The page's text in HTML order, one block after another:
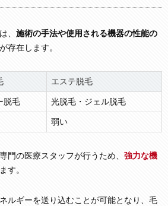
、 施術の手法や使用される機器の性能の
存在します。
エステ脱毛
脱毛 光脱毛・ジェル脱毛
弱い
門の医療スタッフが行うため、 強力な機
す。
ルギーを送り込むことが可能となり、毛